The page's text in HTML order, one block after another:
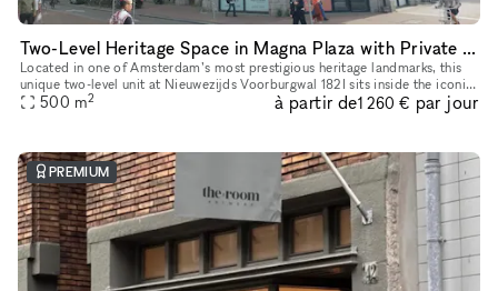
Two-Level Heritage Space in Magna Plaza with Private Entrance
Located in one of Amsterdam’s most prestigious heritage landmarks, this
unique two-level unit at Nieuwezijds Voorburgwal 182I sits inside the iconic
Magna Plaza Shopping Center — offering its own pri
500 m2 à partir de1 260 € par jour
PREMIUM